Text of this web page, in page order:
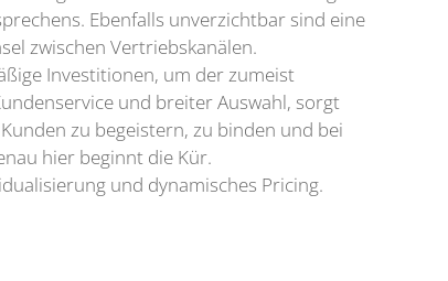
Ebenfalls unverzichtbar sind eine
zwischen Vertriebskanälen.
Investitionen, um der zumeist
und breiter Auswahl, sorgt
zu begeistern, zu binden und bei
hier beginnt die Kür.
und dynamisches Pricing.